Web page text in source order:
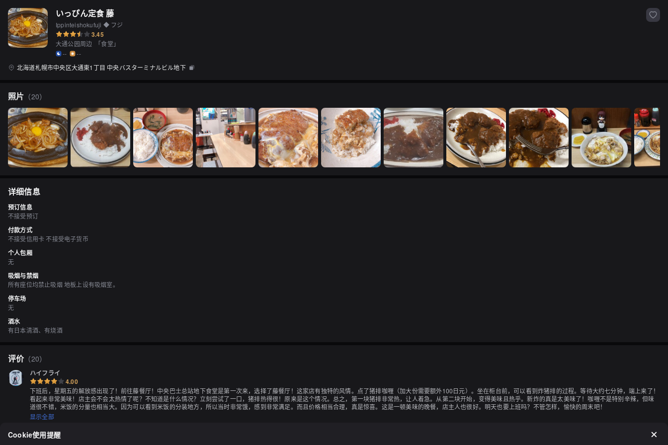
いっぴん定食 藤
Ippinteishokufuji ◆ フジ
3.45
大通公园周边 「食堂 」
--
--
北海道札幌市中央区大通東1丁目 中央バスターミナルビル地下
照片 （20）
详细信息
预订信息
不接受预订
付款方式
不接受信用卡 不接受电子货币
个人包厢
无
吸烟与禁烟
所有座位均禁止吸烟 地板上设有吸烟室。
停车场
无
酒水
有日本清酒、有烧酒
评价（20）
ハイフライ
4.00
下班后，星期五的解放感出现了！前往藤餐厅！中央巴士总站地下食堂是第一次来，选择了藤餐厅！这家店有独特的风情。点了猪排咖喱（加大份需要额外100日元）。坐在柜台前，可以看到炸猪排的过程。等待大约七分钟，端上来了！
看起来非常美味！店主会不会太热情了呢？不知道是什么情况？立刻尝试了一口，猪排热得很！原来是这个情况。总之，第一块猪排非常热，让人着急。从第二块开始，变得美味且热乎。新炸的真是太美味了！咖喱不是特别辛辣，但味
道很不错，米饭的分量也相当大。因为可以看到米饭的分装地方，所以当时非常饿，感到非常满足。而且价格相当合理，真是惊喜。这是一顿美味的晚餐，店主人也很好。明天也要上班吗？不管怎样，愉快的周末吧！
显示全部
Cookie使用提醒